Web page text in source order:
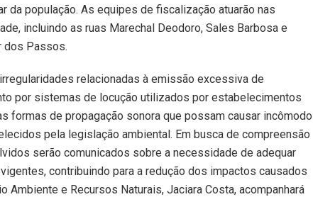
da população. As equipes de fiscalização atuarão nas
incluindo as ruas Marechal Deodoro, Sales Barbosa e
dos Passos.
relacionadas à emissão excessiva de
por sistemas de locução utilizados por estabelecimentos
formas de propagação sonora que possam causar incômodo
pela legislação ambiental. Em busca de compreensão
serão comunicados sobre a necessidade de adequar
contribuindo para a redução dos impactos causados
e Recursos Naturais, Jaciara Costa, acompanhará